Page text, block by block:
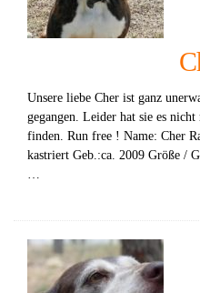
Unsere liebe Cher ist ganz
gegangen. Leider hat sie es
finden. Run free ! Name: Cher
kastriert Geb.:ca. 2009 Größe /
…